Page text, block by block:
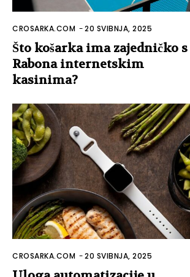
CROSARKA.COM -20 SVIBNJA, 2025
Što košarka ima zajedničko s
Rabona internetskim
kasinima?
CROSARKA.COM -20 SVIBNJA, 2025